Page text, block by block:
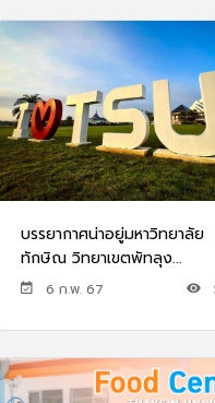
บรรยากาศน่าอยู่มหาวิทยาลัย
ทักษิณ วิทยาเขตพัทลุง...
6 ก.พ. 67